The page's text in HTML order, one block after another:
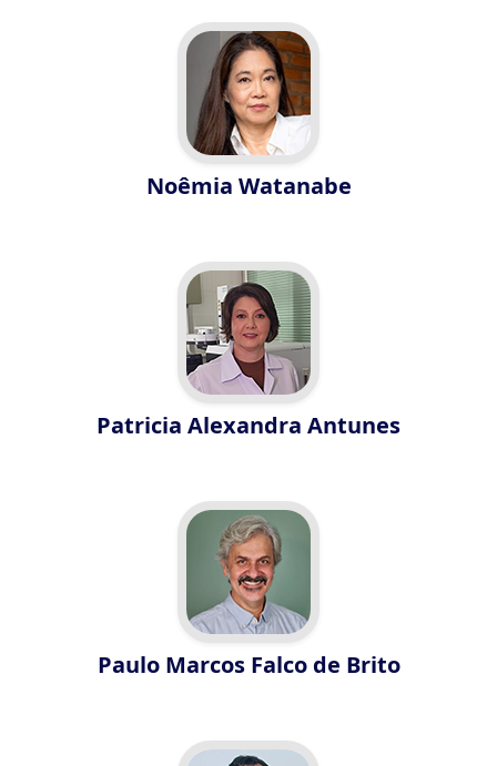
Noêmia Watanabe
Patricia Alexandra Antunes
Paulo Marcos Falco de Brito